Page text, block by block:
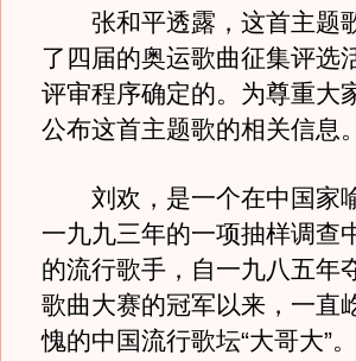
张和平透露，这首主题
了四届的奥运歌曲征集评选
评审程序确定的。为尊重大
公布这首主题歌的相关信息。
刘欢，是一个在中国家
一九九三年的一项抽样调查
的流行歌手，自一九八五年
歌曲大赛的冠军以来，一直
愧的中国流行歌坛“大哥大”